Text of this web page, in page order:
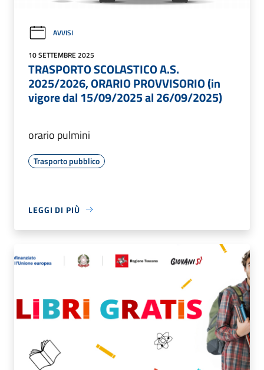
AVVISI
10 SETTEMBRE 2025
TRASPORTO SCOLASTICO A.S.
2025/2026, ORARIO PROVVISORIO (in
vigore dal 15/09/2025 al 26/09/2025)
orario pulmini
Trasporto pubblico
LEGGI DI PIÙ